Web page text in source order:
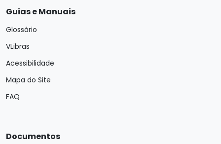
Guias e Manuais
Glossário
VLibras
Acessibilidade
Mapa do Site
FAQ
Documentos